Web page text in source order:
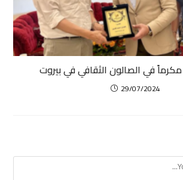
في الصالون الثقافي في بيروت
29/07/2024